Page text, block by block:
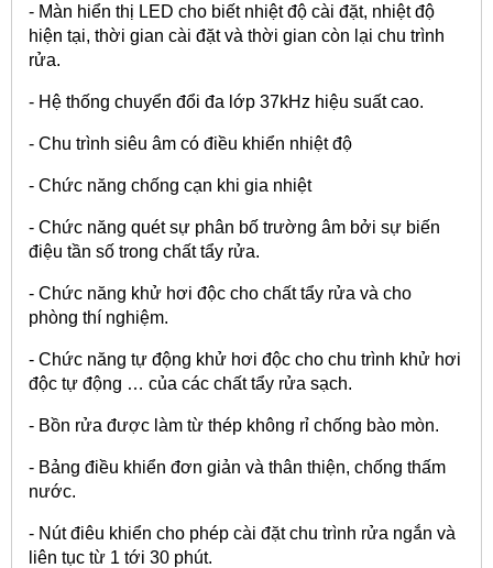
- Màn hiển thị LED cho biết nhiệt độ cài đặt, nhiệt độ
hiện tại, thời gian cài đặt và thời gian còn lại chu trình
rửa.
- Hệ thống chuyển đổi đa lớp 37kHz hiệu suất cao.
- Chu trình siêu âm có điều khiển nhiệt độ
- Chức năng chống cạn khi gia nhiệt
- Chức năng quét sự phân bố trường âm bởi sự biến
điệu tần số trong chất tẩy rửa.
- Chức năng khử hơi độc cho chất tẩy rửa và cho
phòng thí nghiệm.
- Chức năng tự động khử hơi độc cho chu trình khử hơi
độc tự động … của các chất tẩy rửa sạch.
- Bồn rửa được làm từ thép không rỉ chống bào mòn.
- Bảng điều khiển đơn giản và thân thiện, chống thấm
nước.
- Nút điêu khiển cho phép cài đặt chu trình rửa ngắn và
liên tục từ 1 tới 30 phút.